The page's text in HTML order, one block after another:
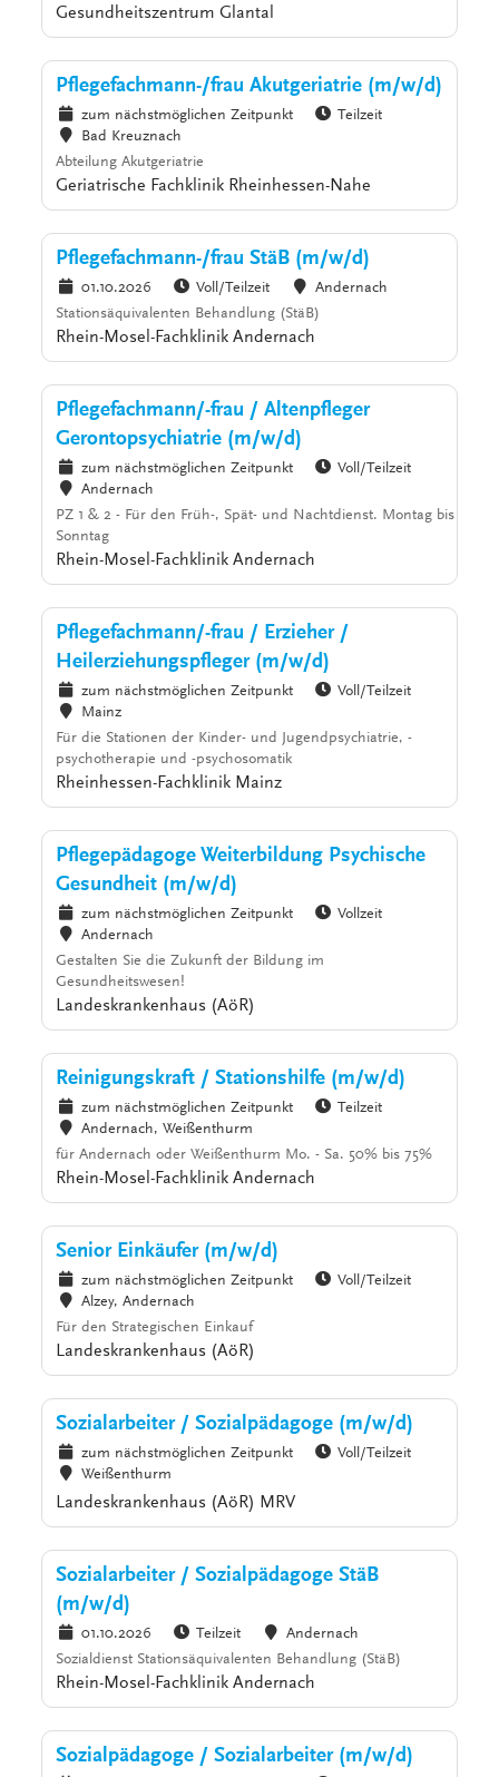
Gesundheitszentrum Glantal
Pflegefachmann-/frau Akutgeriatrie (m/w/d)
zum nächstmöglichen Zeitpunkt
Teilzeit
Bad Kreuznach
Abteilung Akutgeriatrie
Geriatrische Fachklinik Rheinhessen-Nahe
Pflegefachmann-/frau StäB (m/w/d)
01.10.2026 Voll/Teilzeit
Andernach
Stationsäquivalenten Behandlung (StäB)
Rhein-Mosel-Fachklinik Andernach
Pflegefachmann/-frau / Altenpfleger
Gerontopsychiatrie (m/w/d)
zum nächstmöglichen Zeitpunkt
Voll/Teilzeit
Andernach
PZ 1 & 2 - Für den Früh-, Spät- und Nachtdienst. Montag bis
Sonntag
Rhein-Mosel-Fachklinik Andernach
Pflegefachmann/-frau / Erzieher /
Heilerziehungspfleger (m/w/d)
zum nächstmöglichen Zeitpunkt
Voll/Teilzeit
Mainz
Für die Stationen der Kinder- und Jugendpsychiatrie, -
psychotherapie und -psychosomatik
Rheinhessen-Fachklinik Mainz
Pflegepädagoge Weiterbildung Psychische
Gesundheit (m/w/d)
zum nächstmöglichen Zeitpunkt
Vollzeit
Andernach
Gestalten Sie die Zukunft der Bildung im
Gesundheitswesen!
Landeskrankenhaus (AöR)
Reinigungskraft / Stationshilfe (m/w/d)
zum nächstmöglichen Zeitpunkt
Teilzeit
Andernach, Weißenthurm
für Andernach oder Weißenthurm Mo. - Sa. 50% bis 75%
Rhein-Mosel-Fachklinik Andernach
Senior Einkäufer (m/w/d)
zum nächstmöglichen Zeitpunkt
Voll/Teilzeit
Alzey, Andernach
Für den Strategischen Einkauf
Landeskrankenhaus (AöR)
Sozialarbeiter / Sozialpädagoge (m/w/d)
zum nächstmöglichen Zeitpunkt
Voll/Teilzeit
Weißenthurm
Landeskrankenhaus (AöR) MRV
Sozialarbeiter / Sozialpädagoge StäB
(m/w/d)
01.10.2026 Teilzeit
Andernach
Sozialdienst Stationsäquivalenten Behandlung (StäB)
Rhein-Mosel-Fachklinik Andernach
Sozialpädagoge / Sozialarbeiter (m/w/d)